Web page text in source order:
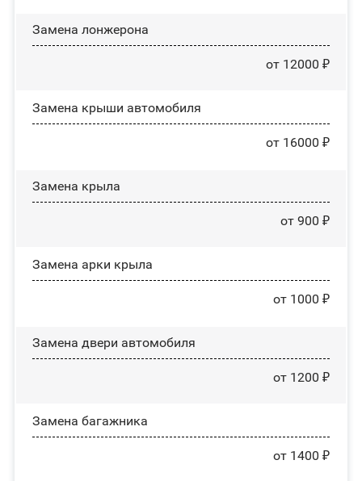
Замена лонжерона
от 12000 ₽
Замена крыши автомобиля
от 16000 ₽
Замена крыла
от 900 ₽
Замена арки крыла
от 1000 ₽
Замена двери автомобиля
от 1200 ₽
Замена багажника
от 1400 ₽